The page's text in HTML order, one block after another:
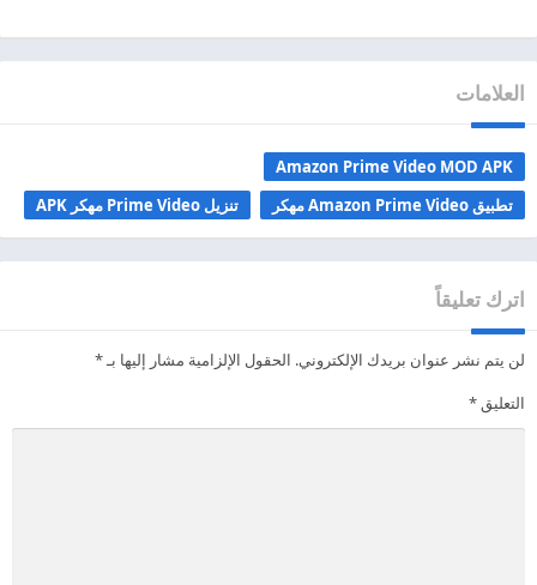
العلامات
Amazon Prime Video MOD APK
تطبيق Amazon Prime Video مهكر
تنزيل Prime Video مهكر APK
اترك تعليقاً
لن يتم نشر عنوان بريدك الإلكتروني. الحقول الإلزامية مشار إليها بـ*
التعليق *